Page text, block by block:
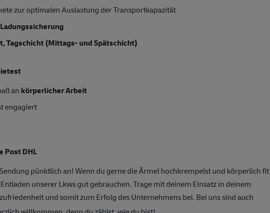
zur optimalen Auslastung der Transportkapazität
Ladungssicherung
Tagschicht (Mittags- und Spätschicht)
an körperlicher Arbeit
engagiert
Post DHL
pünktlich an! Wenn du gerne die Ärmel hochkrempelst und körperlich fit
unserer Lkws gut gebrauchen. Trage mit deinem Einsatz in deinem
und somit zum Erfolg des Unternehmens bei. Bei uns sind auch